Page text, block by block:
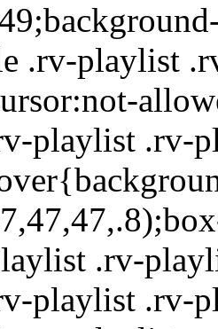
.rv-playlist
playlist .rv-
.rv-
playlist .rv-